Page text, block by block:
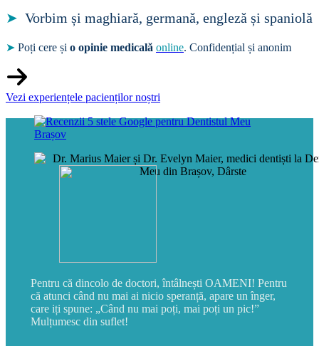
➤ Vorbim și maghiară, germană, engleză și spaniolă
➤ Poți cere și o opinie medicală online. Confidențial și anonim
Vezi experiențele pacienților noștri
Pentru că dincolo de doctori, întâlnești OAMENI! Pentru
că atunci când nu mai ai nicio speranță, apare un înger,
care iți spune: „Când nu mai poți, mai poți un pic!”
Mulțumesc din suflet!